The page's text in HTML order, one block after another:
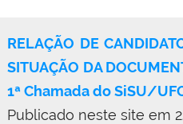
RELAÇÃO DE
SITUAÇÃO DA
1ª Chamada do SiSU/
Publicado neste site em